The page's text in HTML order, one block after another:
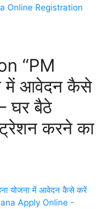
Online Registration
“PM
में आवेदन कैसे
घर बैठे
करने का
योजना में आवेदन कैसे करें
Apply Online -